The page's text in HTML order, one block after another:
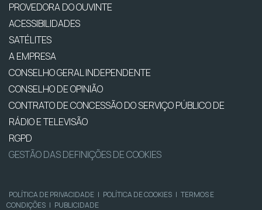
PROVEDORA DO OUVINTE
ACESSIBILIDADES
SATÉLITES
A EMPRESA
CONSELHO GERAL INDEPENDENTE
CONSELHO DE OPINIÃO
CONTRATO DE CONCESSÃO DO SERVIÇO PÚBLICO DE
RÁDIO E TELEVISÃO
RGPD
GESTÃO DAS DEFINIÇÕES DE COOKIES
POLÍTICA DE PRIVACIDADE | POLÍTICA DE COOKIES | TERMOS E
CONDIÇÕES | PUBLICIDADE